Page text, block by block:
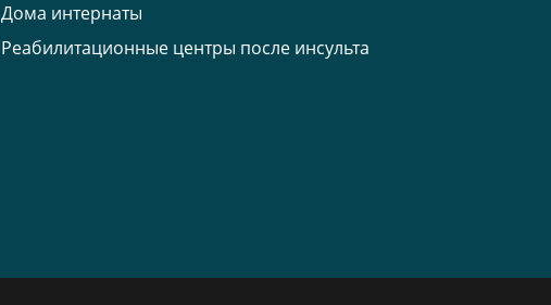
Дома интернаты
Реабилитационные центры после инсульта